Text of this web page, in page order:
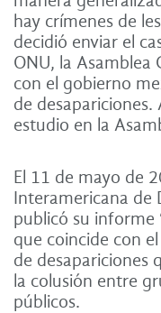
hay crímenes de
decidió enviar el
ONU, la
con el gobierno
de
estudio en la
El 11 de mayo de
Interamericana de
publicó su informe
que coincide con
de desapariciones
la colusión entre
públicos.